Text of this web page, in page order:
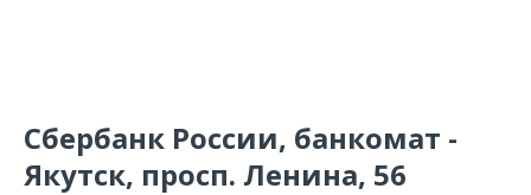
Сбербанк России, банкомат -
Якутск, просп. Ленина, 56